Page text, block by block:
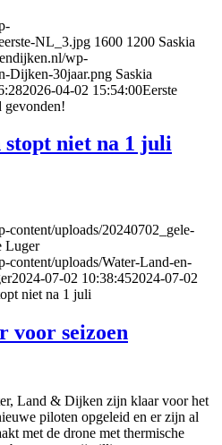
NL_3.jpg 1600 1200 Saskia
wp-
Dijken-30jaar.png Saskia
2026-04-02 15:54:00Eerste
gevonden!
stopt niet na 1 juli
content/uploads/20240702_gele-
Luger
content/uploads/Water-Land-en-
2024-07-02 10:38:452024-07-02
niet na 1 juli
voor seizoen
Land & Dijken zijn klaar voor het
piloten opgeleid en er zijn al
met de drone met thermische